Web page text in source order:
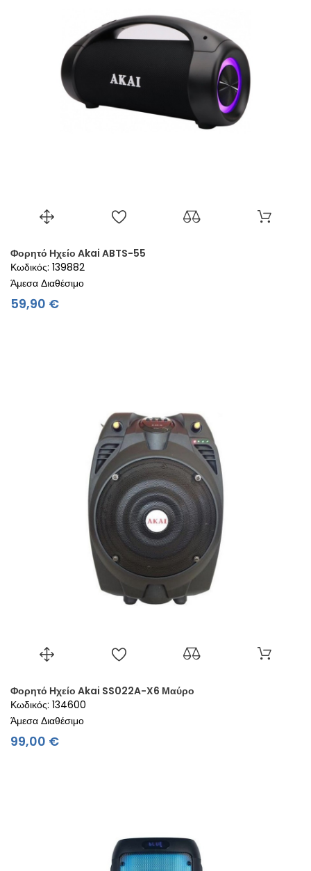
Φορητό Ηχείο Akai ABTS-55
Κωδικός: 139882
Άμεσα Διαθέσιμο
59,90 €Τιμή
Φορητό Ηχείο Akai SS022A-X6 Μαύρο
Κωδικός: 134600
Άμεσα Διαθέσιμο
99,00 €Τιμή